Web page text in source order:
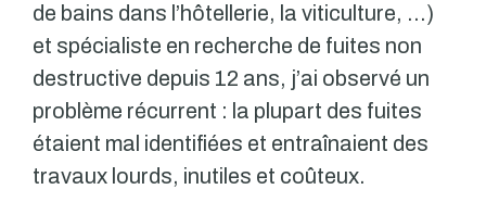
de bains dans l’hôtellerie, la viticulture, …)
et spécialiste en recherche de fuites non
destructive depuis 12 ans, j’ai observé un
problème récurrent : la plupart des fuites
étaient mal identifiées et entraînaient des
travaux lourds, inutiles et coûteux.